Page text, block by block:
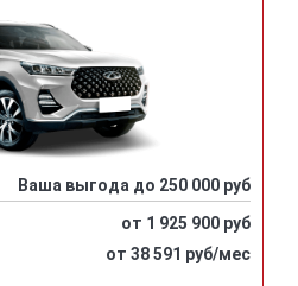
Ваша выгода до 250 000 руб
от 1 925 900 руб
от 38 591 руб/мес